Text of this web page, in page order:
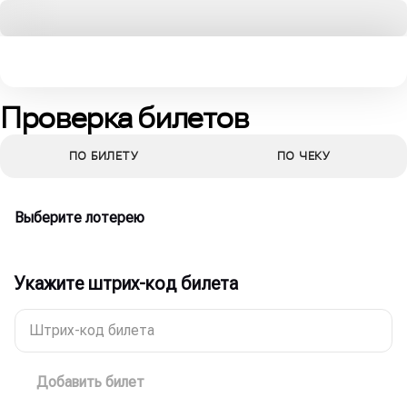
Проверка билетов
ПО БИЛЕТУ ПО ЧЕКУ
Выберите лотерею
Укажите штрих-код билета
Штрих-код билета
Добавить билет